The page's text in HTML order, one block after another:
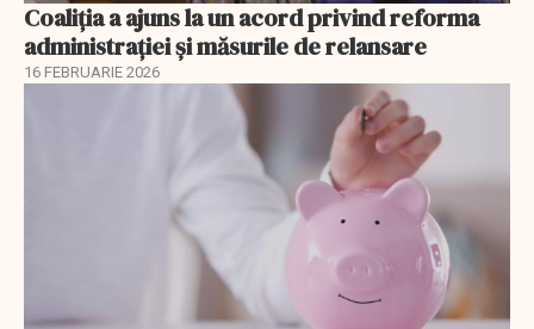
Coaliția a ajuns la un acord privind reforma
administrației și măsurile de relansare
16 FEBRUARIE 2026